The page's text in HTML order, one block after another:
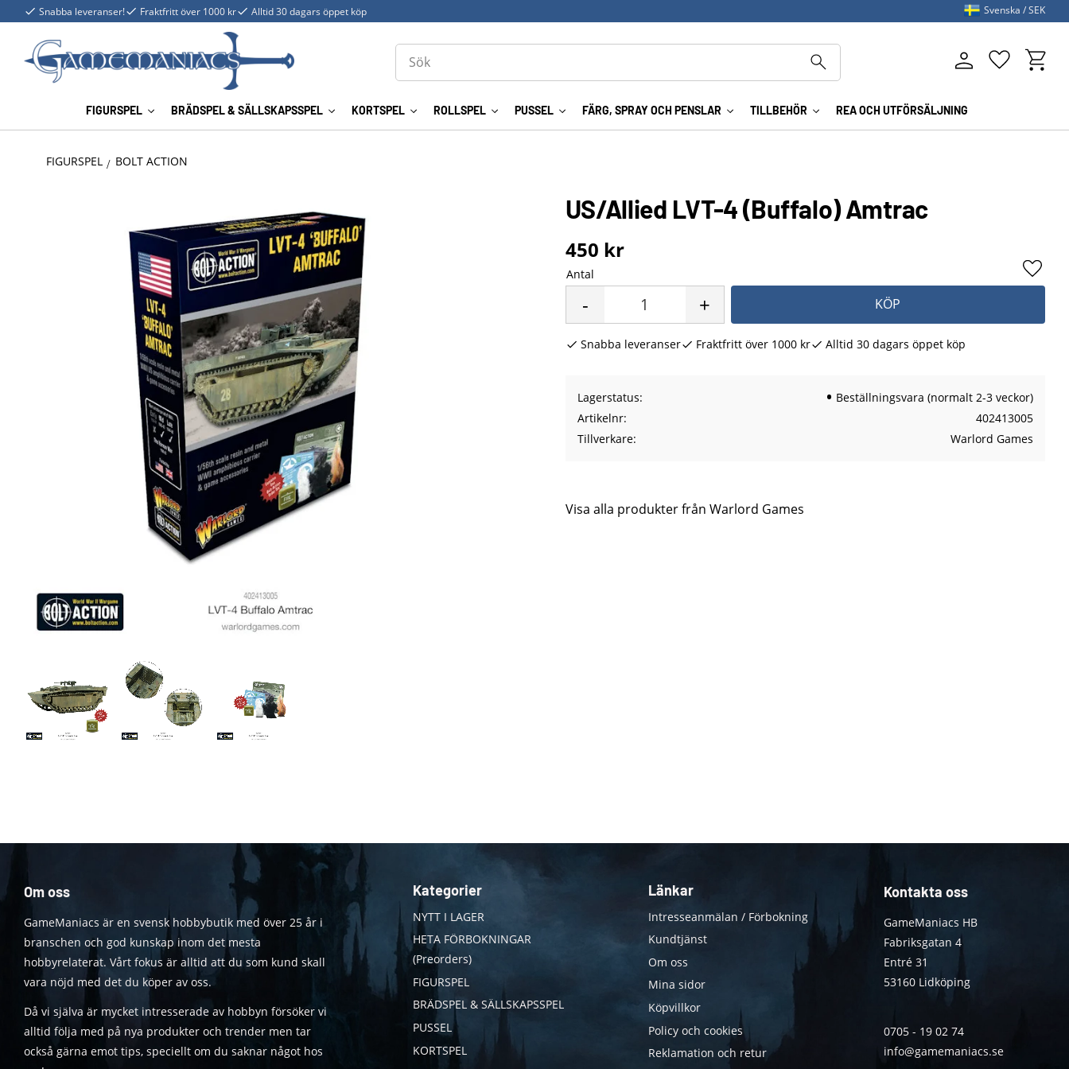
Snabba leveranser! Fraktfritt över 1000 kr Alltid 30 dagars öppet köp
FIGURSPEL BRÄDSPEL & SÄLLSKAPSSPEL KORTSPEL ROLLSPEL PUSSEL FÄRG, SPRAY OCH PENSLAR TILLBEHÖR REA OCH UTFÖRSÄLJNING
Favoriter
Svenska SEK
FIGURSPEL BOLT ACTION
US/Allied LVT-4 (Buffalo) Amtrac
450 kr
Antal
+
- KÖP
Lägg
Snabba leveranser Fraktfritt över 1000 kr Alltid 30 dagars öppet köp
Lagerstatus
Beställningsvara (normalt 2-3 veckor)
Artikelnr
402413005
Tillverkare
Warlord Games
Visa alla produkter från Warlord Games
Om oss
GameManiacs är en svensk hobbybutik med över 25 år i
branschen och god kunskap inom det mesta
hobbyrelaterat. Vårt fokus är alltid att du som kund skall
vara nöjd med det du köper av oss.
Då vi själva är mycket intresserade av hobbyn försöker vi
alltid följa med på nya produkter och trender men tar
också gärna emot tips, speciellt om du saknar något hos
Kategorier
NYTT I LAGER
HETA FÖRBOKNINGAR
(Preorders)
FIGURSPEL
BRÄDSPEL & SÄLLSKAPSSPEL
PUSSEL
KORTSPEL
Länkar
Intresseanmälan / Förbokning
Kundtjänst
Om oss
Mina sidor
Köpvillkor
Policy och cookies
Reklamation och retur
Kontakta oss
GameManiacs HB
Fabriksgatan 4
Entré 31
53160 Lidköping
0705 - 19 02 74
info@gamemaniacs.se